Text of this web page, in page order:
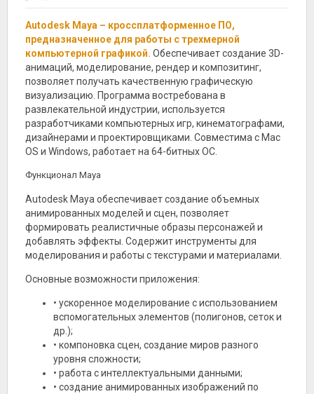
Autodesk Maya – кроссплатформенное ПО,
предназначенное для работы с трехмерной
компьютерной графикой. Обеспечивает создание 3D-
анимаций, моделирование, рендер и композитинг,
позволяет получать качественную графическую
визуализацию. Программа востребована в
развлекательной индустрии, используется
разработчиками компьютерных игр, кинематографами,
дизайнерами и проектировщиками. Совместима с Mac
OS и Windows, работает на 64-битных ОС.
Функционал Maya
Autodesk Maya обеспечивает создание объемных
анимированных моделей и сцен, позволяет
формировать реалистичные образы персонажей и
добавлять эффекты. Содержит инструменты для
моделирования и работы с текстурами и материалами.
Основные возможности приложения:
• ускоренное моделирование с использованием
вспомогательных элементов (полигонов, сеток и
др.);
• компоновка сцен, создание миров разного
уровня сложности;
• работа с интеллектуальными данными;
• создание анимированных изображений по